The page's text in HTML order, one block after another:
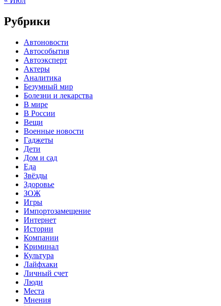
Рубрики
Автоновости
Автособытия
Автоэксперт
Актеры
Аналитика
Безумный мир
Болезни и лекарства
В мире
В России
Вещи
Военные новости
Гаджеты
Дети
Дом и сад
Еда
Звёзды
Здоровье
ЗОЖ
Игры
Импортозамещение
Интернет
Истории
Компании
Криминал
Культура
Лайфхаки
Личный счет
Люди
Места
Мнения